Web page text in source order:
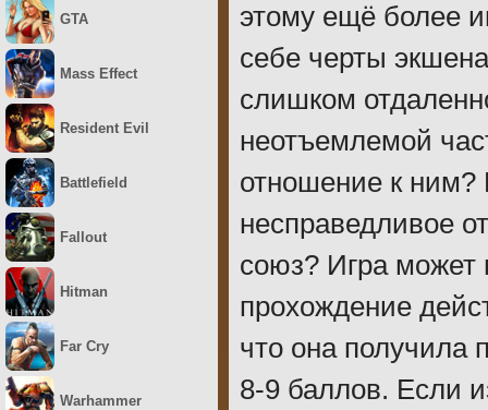
этому ещё более
себе черты
слишком
неотъемлемой
отношение к
несправедливое
союз? Игра может
прохождение
что она получила
8-9 баллов. Если
GTA
Mass Effect
Resident Evil
Battlefield
Fallout
Hitman
Far Cry
Warhammer